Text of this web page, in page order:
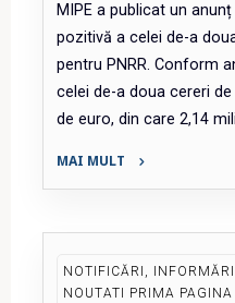
MIPE a publicat un
pozitivă a celei de-a
pentru PNRR. Conform
celei de-a doua cereri
de euro, din care 2,14
MAI MULT
"Comisia
a
evaluat
pozitiv
NOTIFICĂRI,
NOUTATI PRIMA PAGINA